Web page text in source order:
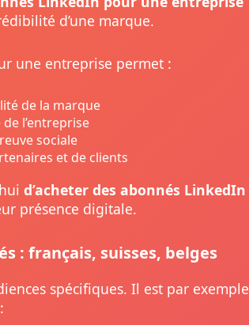
d’une marque.
une entreprise permet :
de la marque
de l’entreprise
sociale
et de clients
d’acheter des abonnés LinkedIn
présence digitale.
: français, suisses, belges
spécifiques. Il est par exemple